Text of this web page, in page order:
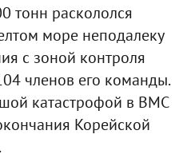
тонн раскололся
море неподалеку
с зоной контроля
членов его команды.
катастрофой в ВМС
Корейской